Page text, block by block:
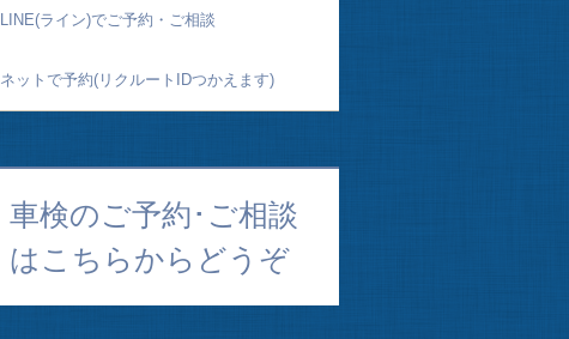
LINE(ライン)でご予約・ご相談
ネットで予約(リクルートIDつかえます)
車検のご予約･ご相談
はこちらからどうぞ